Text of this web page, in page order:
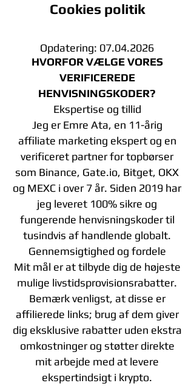
Cookies politik
Opdatering: 07.04.2026
HVORFOR VÆLGE VORES
VERIFICEREDE
HENVISNINGSKODER?
Ekspertise og tillid
Jeg er Emre Ata, en 11-årig
affiliate marketing ekspert og en
verificeret partner for topbørser
som Binance, Gate.io, Bitget, OKX
og MEXC i over 7 år. Siden 2019 har
jeg leveret 100% sikre og
fungerende henvisningskoder til
tusindvis af handlende globalt.
Gennemsigtighed og fordele
Mit mål er at tilbyde dig de højeste
mulige livstidsprovisionsrabatter.
Bemærk venligst, at disse er
affilierede links; brug af dem giver
dig eksklusive rabatter uden ekstra
omkostninger og støtter direkte
mit arbejde med at levere
ekspertindsigt i krypto.